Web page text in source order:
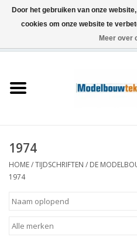
Schepen
Houtbouw
Machines
1974
HOME/TIJDSCHRIFTEN / DE
1974
Door het gebruiken van onze
cookies om onze website te
Meer over